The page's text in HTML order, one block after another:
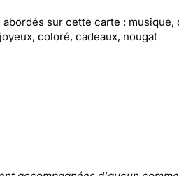
sur cette carte : musique,
coloré, cadeaux, nougat